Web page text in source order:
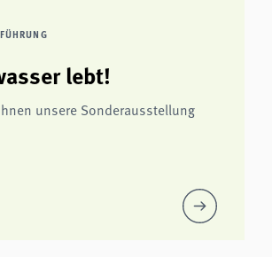
lebt!
unsere Sonderausstellung